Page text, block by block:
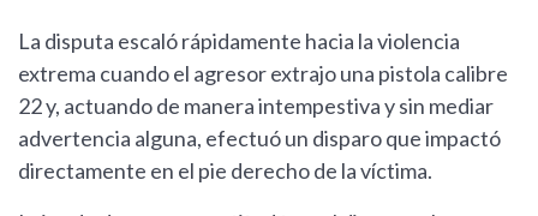
La disputa escaló rápidamente hacia la violencia
extrema cuando el agresor extrajo una pistola calibre
22 y, actuando de manera intempestiva y sin mediar
advertencia alguna, efectuó un disparo que impactó
directamente en el pie derecho de la víctima.